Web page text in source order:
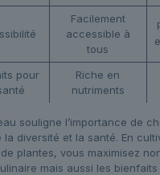
Facilement
accessible à
tous
pour
Riche en
nutriments
souligne l’importance de
la diversité et la santé. En
plantes, vous maximisez
mais aussi les